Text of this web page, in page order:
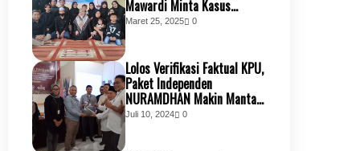
Mawardi Minta Kasus
Kembali Dibuka
Maret 25, 2025 0
Lolos Verifikasi Faktual KPU,
Paket Independen
NURAMDHAN Makin Mantap
Jemput Kemenangan
Juli 10, 2024 0